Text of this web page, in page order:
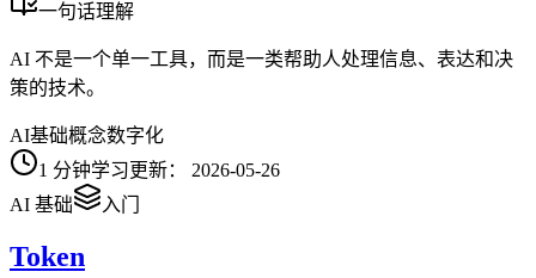
一句话理解
AI 不是一个单一工具，而是一类帮助人处理信息、表达和决
策的技术。
AI基础概念数字化
1 分钟学习更新：
2026-05-26
AI 基础
入门
Token